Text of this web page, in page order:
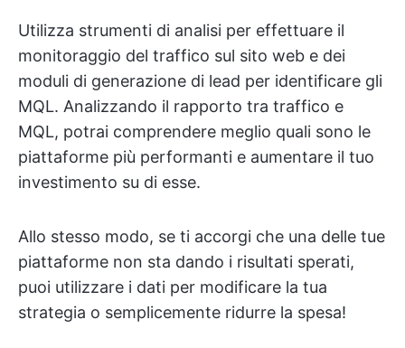
Utilizza strumenti di analisi per effettuare il
monitoraggio del traffico sul sito web e dei
moduli di generazione di lead per identificare gli
MQL. Analizzando il rapporto tra traffico e
MQL, potrai comprendere meglio quali sono le
piattaforme più performanti e aumentare il tuo
investimento su di esse.
Allo stesso modo, se ti accorgi che una delle tue
piattaforme non sta dando i risultati sperati,
puoi utilizzare i dati per modificare la tua
strategia o semplicemente ridurre la spesa!